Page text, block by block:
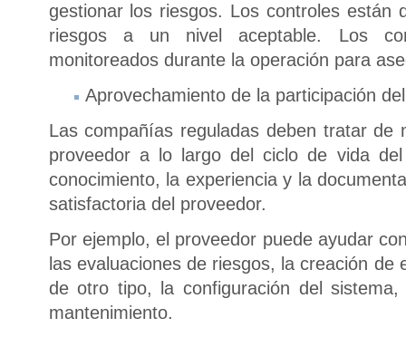
gestionar los riesgos. Los controles están
riesgos a un nivel aceptable. Los
monitoreados durante la operación para
Aprovechamiento de la participación
Las compañías reguladas deben tratar de
proveedor a lo largo del ciclo de vida
conocimiento, la experiencia y la
satisfactoria del proveedor.
Por ejemplo, el proveedor puede ayudar
las evaluaciones de riesgos, la creación de
de otro tipo, la configuración del
mantenimiento.